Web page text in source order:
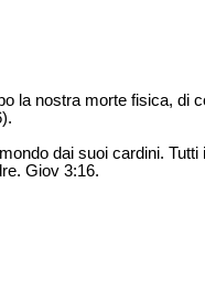
la nostra morte fisica, di
dai suoi cardini.
Giov 3:16.